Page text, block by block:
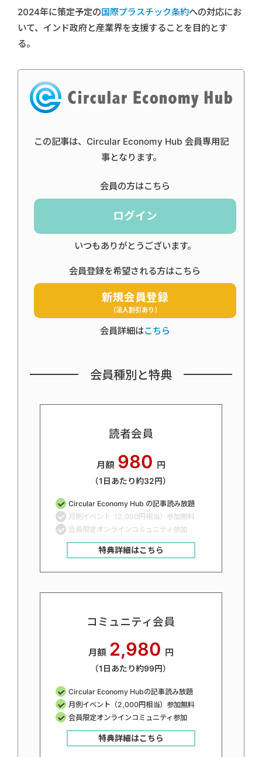
2024年に策定予定の国際プラスチック条約への対応にお
いて、インド政府と産業界を支援することを目的とす
る。
この記事は、Circular Economy Hub 会員専用記
事となります。
会員の方はこちら
ログイン
いつもありがとうございます。
会員登録を希望される方はこちら
新規会員登録
（法人割引あり）
会員詳細はこちら
会員種別と特典
読者会員
月額 980 円
（1日あたり約32円）
Circular Economy Hub の記事読み放題
月例イベント（2,000円相当）参加無料
会員限定オンラインコミュニティ参加
特典詳細はこちら
コミュニティ会員
月額 2,980 円
（1日あたり約99円）
Circular Economy Hubの記事読み放題
月例イベント（2,000円相当）参加無料
会員限定オンラインコミュニティ参加
特典詳細はこちら